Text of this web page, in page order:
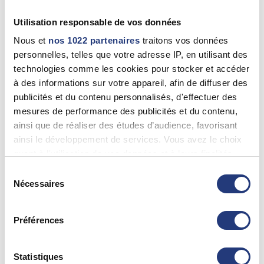
Utilisation responsable de vos données
Nous et nos 1022 partenaires traitons vos données
personnelles, telles que votre adresse IP, en utilisant des
technologies comme les cookies pour stocker et accéder
à des informations sur votre appareil, afin de diffuser des
publicités et du contenu personnalisés, d'effectuer des
mesures de performance des publicités et du contenu,
ainsi que de réaliser des études d’audience, favorisant
ainsi le développement de services. Vous avez le choix
tout moment en consultant la Déclaration relative aux
cookies ou en cliquant sur l'icône de confidentialité.
Si vous le permettez, nous aimerions également :
géographique qui peuvent être précises à plusieurs
Nécessaires
Préférences
Statistiques
0130571900
13 - Bouches-du-Rhône
DOMINIQUE PIETRI
Istres (13800)
0442553743
0442558186